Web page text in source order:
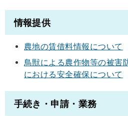
情報提供
農地の賃借料情報について
鳥獣による農作物等の被害
における安全確保について
手続き・申請・業務